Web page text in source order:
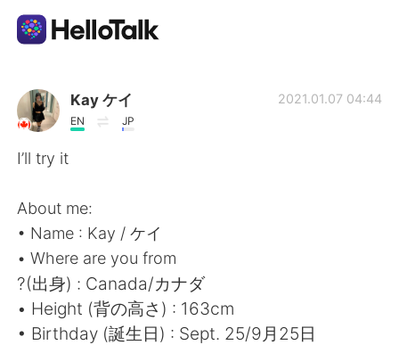
Dil Değişimi Uygulaması
AI Grammar Checker
繁體中文 Español
Kay ケイ
EN JP
2021.01.07 04:44
I’ll try it
About me:
• Name : Kay / ケイ
• Where are you from
?(出身) : Canada/カナダ
• Height (背の高さ) : 163cm
• Birthday (誕生日) : Sept. 25/9月25日